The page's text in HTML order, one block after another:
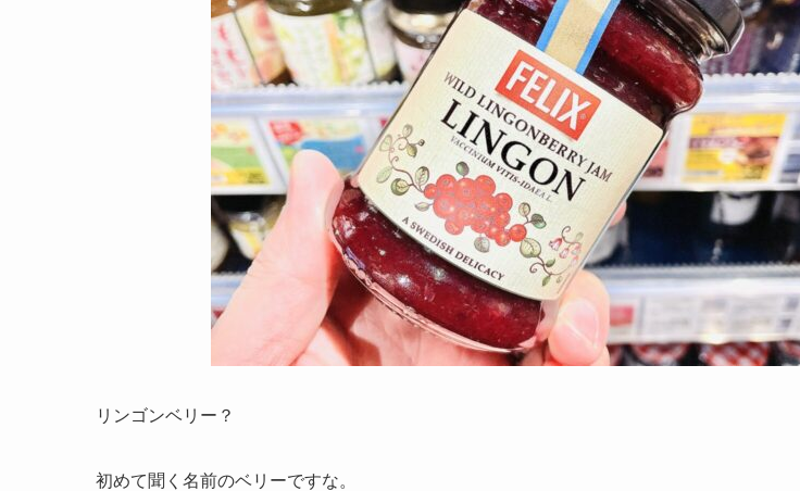
リンゴンベリー？
初めて聞く名前のベリーですな。